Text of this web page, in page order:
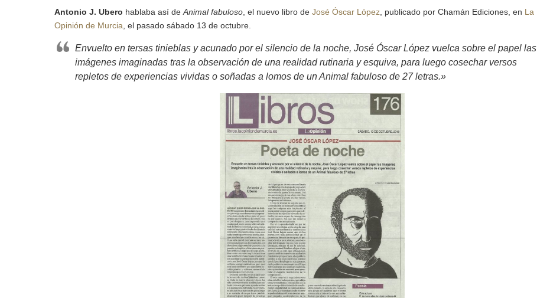
Antonio J. Ubero hablaba así de Animal fabuloso , el nuevo libro de José Óscar López , publicado por Chamán Ediciones, en La
Opinión de Murcia , el pasado sábado 13 de octubre.
Envuelto en tersas tinieblas y acunado por el silencio de la noche, José Óscar López vuelca sobre el papel las
imágenes imaginadas tras la observación de una realidad rutinaria y esquiva, para luego cosechar versos
repletos de experiencias vividas o soñadas a lomos de un Animal fabuloso de 27 letras.»